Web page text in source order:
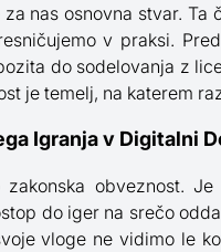
nas osnovna stvar.
v praksi.
do sodelovanja z
je temelj, na katerem
Igranja v Digitalni
obveznost.
do iger na srečo
vloge ne vidimo le